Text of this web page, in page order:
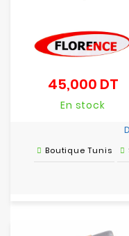
45,000 DTPrix
En stock
Boutique Tunis